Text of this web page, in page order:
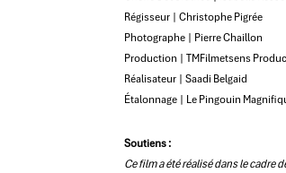
Régisseur | Christophe Pigrée
Photographe | Pierre Chaillon
Production | TMFilmetsens
Réalisateur | Saadi Belgaid
Étalonnage | Le Pingouin
Soutiens :
Ce film a été réalisé dans le cadre